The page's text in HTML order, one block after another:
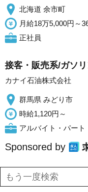
北海道 余市町
月給18万5,000円～
正社員
接客・販売系/ガソ
カナイ石油株式会社
群馬県 みどり市
時給1,120円～
アルバイト・パート
Sponsored by